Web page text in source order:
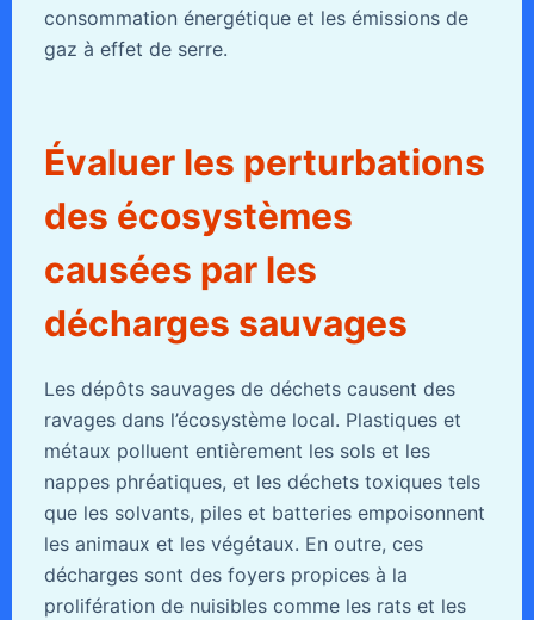
consommation énergétique et les émissions de
gaz à effet de serre.
Évaluer les perturbations
des écosystèmes
causées par les
décharges sauvages
Les dépôts sauvages de déchets causent des
ravages dans l’écosystème local. Plastiques et
métaux polluent entièrement les sols et les
nappes phréatiques, et les déchets toxiques tels
que les solvants, piles et batteries empoisonnent
les animaux et les végétaux. En outre, ces
décharges sont des foyers propices à la
prolifération de nuisibles comme les rats et les